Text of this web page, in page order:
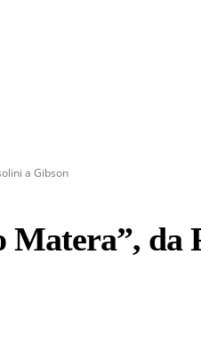
a Gibson
Matera”, da